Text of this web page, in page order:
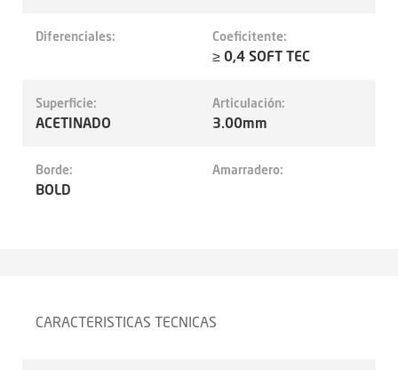
Diferenciales: Coeficitente:
≥ 0,4 SOFT TEC
Superficie:
ACETINADO
Articulación:
3.00mm
Borde:
BOLD
Amarradero:
CARACTERISTICAS TECNICAS